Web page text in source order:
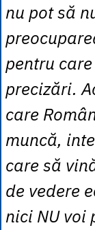
nu pot să
pentru
precizări.
care
muncă,
care să
de vedere
nici NU voi